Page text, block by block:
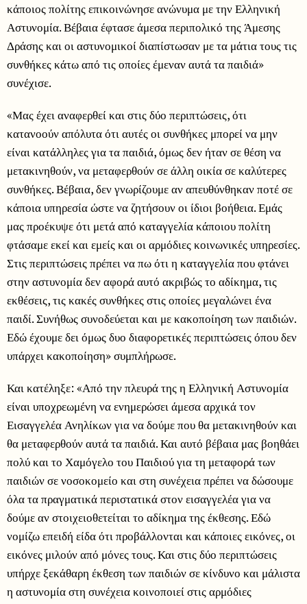
κάποιος πολίτης επικοινώνησε ανώνυμα με την Ελληνική
Αστυνομία. Βέβαια έφτασε άμεσα περιπολικό της Άμεσης
Δράσης και οι αστυνομικοί διαπίστωσαν με τα μάτια τους τις
συνθήκες κάτω από τις οποίες έμεναν αυτά τα παιδιά»
συνέχισε.
«Μας έχει αναφερθεί και στις δύο περιπτώσεις, ότι
κατανοούν απόλυτα ότι αυτές οι συνθήκες μπορεί να μην
είναι κατάλληλες για τα παιδιά, όμως δεν ήταν σε θέση να
μετακινηθούν, να μεταφερθούν σε άλλη οικία σε καλύτερες
συνθήκες. Βέβαια, δεν γνωρίζουμε αν απευθύνθηκαν ποτέ σε
κάποια υπηρεσία ώστε να ζητήσουν οι ίδιοι βοήθεια. Εμάς
μας προέκυψε ότι μετά από καταγγελία κάποιου πολίτη
φτάσαμε εκεί και εμείς και οι αρμόδιες κοινωνικές υπηρεσίες.
Στις περιπτώσεις πρέπει να πω ότι η καταγγελία που φτάνει
στην αστυνομία δεν αφορά αυτό ακριβώς το αδίκημα, τις
εκθέσεις, τις κακές συνθήκες στις οποίες μεγαλώνει ένα
παιδί. Συνήθως συνοδεύεται και με κακοποίηση των παιδιών.
Εδώ έχουμε δει όμως δυο διαφορετικές περιπτώσεις όπου δεν
υπάρχει κακοποίηση» συμπλήρωσε.
Και κατέληξε: «Από την πλευρά της η Ελληνική Αστυνομία
είναι υποχρεωμένη να ενημερώσει άμεσα αρχικά τον
Εισαγγελέα Ανηλίκων για να δούμε που θα μετακινηθούν και
θα μεταφερθούν αυτά τα παιδιά. Και αυτό βέβαια μας βοηθάει
πολύ και το Χαμόγελο του Παιδιού για τη μεταφορά των
παιδιών σε νοσοκομείο και στη συνέχεια πρέπει να δώσουμε
όλα τα πραγματικά περιστατικά στον εισαγγελέα για να
δούμε αν στοιχειοθετείται το αδίκημα της έκθεσης. Εδώ
νομίζω επειδή είδα ότι προβάλλονται και κάποιες εικόνες, οι
εικόνες μιλούν από μόνες τους. Και στις δύο περιπτώσεις
υπήρχε ξεκάθαρη έκθεση των παιδιών σε κίνδυνο και μάλιστα
η αστυνομία στη συνέχεια κοινοποιεί στις αρμόδιες